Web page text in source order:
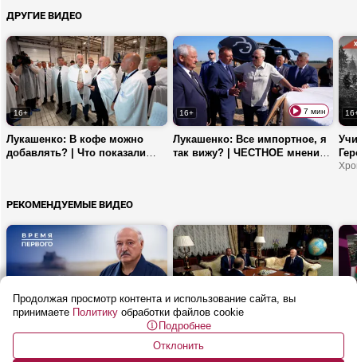
ДРУГИЕ ВИДЕО
16+
Лукашенко: В кофе можно
добавлять? | Что показали
16+ 7 мин
Лукашенко: Все импортное, я
так вижу? | ЧЕСТНОЕ мнение
РЕКОМЕНДУЕМЫЕ ВИДЕО
16+ 19 мин
видит развитие села? | Для
Время Первого
16+
«Он вас обожает!» | Что
Зюганов рассказал
Продолжая просмотр контента и использование сайта, вы
принимаете Политику обработки файлов cookie
Подробнее
Отклонить